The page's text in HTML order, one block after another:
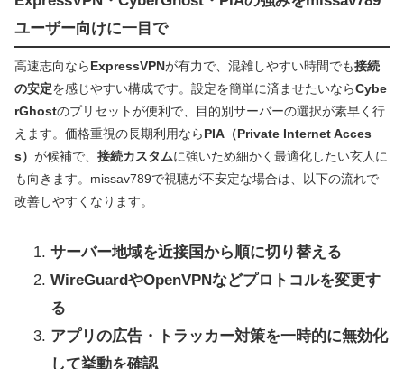
ユーザー向けに一目で
高速志向ならExpressVPNが有力で、混雑しやすい時間でも接続
の安定を感じやすい構成です。設定を簡単に済ませたいならCybe
rGhostのプリセットが便利で、目的別サーバーの選択が素早く行
えます。価格重視の長期利用ならPIA（Private Internet Acces
s） が候補で、 接続カスタムに強いため細かく最適化したい玄人に
も向きます。missav789で視聴が不安定な場合は、以下の流れで
改善しやすくなります。
サーバー地域を近接国から順に切り替える
WireGuardやOpenVPNなどプロトコルを変更す
る
アプリの広告・トラッカー対策を一時的に無効化
して挙動を確認